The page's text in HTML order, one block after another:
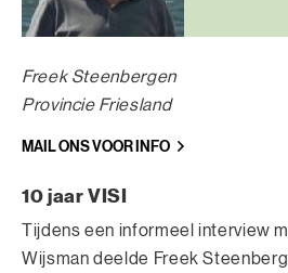
Freek Steenbergen
Provincie Friesland
MAIL ONS VOOR INFO
10 jaar VISI
Tijdens een informeel interview
Wijsman deelde Freek